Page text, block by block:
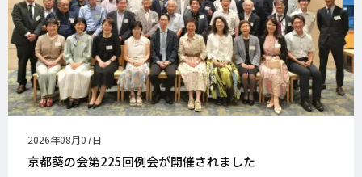
公
開
日
2026年08月07日
京都葵の会第225回例会が開催されました